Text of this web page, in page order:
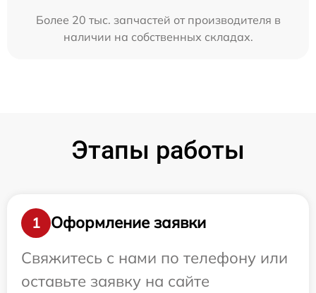
Более 20 тыс. запчастей от производителя в
наличии на собственных складах.
Этапы работы
1
Оформление заявки
Свяжитесь с нами по телефону или
оставьте заявку на сайте